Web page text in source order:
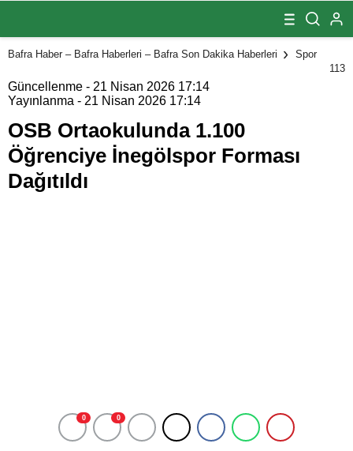
1.100 Öğrenciye
İnegölspor
Forması
Dağıtıldı
Bafra Haber – Bafra Haberleri – Bafra Son Dakika Haberleri
Spor
113
Güncellenme - 21 Nisan 2026 17:14
Yayınlanma - 21 Nisan 2026 17:14
OSB Ortaokulunda 1.100
Öğrenciye İnegölspor Forması
Dağıtıldı
0 0